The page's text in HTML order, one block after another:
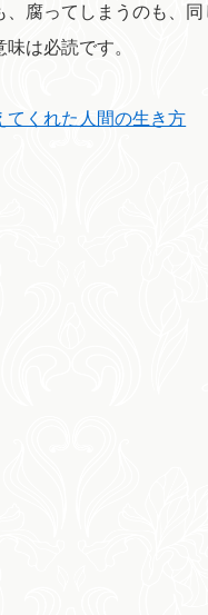
腐ってしまうのも、
は必読です。
くれた人間の生き方